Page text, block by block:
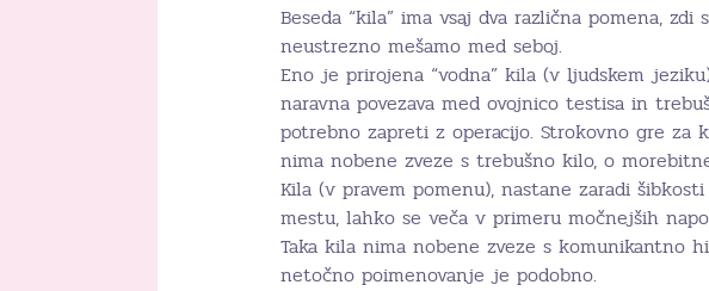
Beseda “kila” ima vsaj dva različna pomena,
neustrezno mešamo med seboj.
Eno je prirojena “vodna” kila (v ljudskem
naravna povezava med ovojnico testisa in
potrebno zapreti z operacijo. Strokovno gre za
nima nobene zveze s trebušno kilo, o
Kila (v pravem pomenu), nastane zaradi
mestu, lahko se veča v primeru močnejših
Taka kila nima nobene zveze s komunikantno
netočno poimenovanje je podobno.